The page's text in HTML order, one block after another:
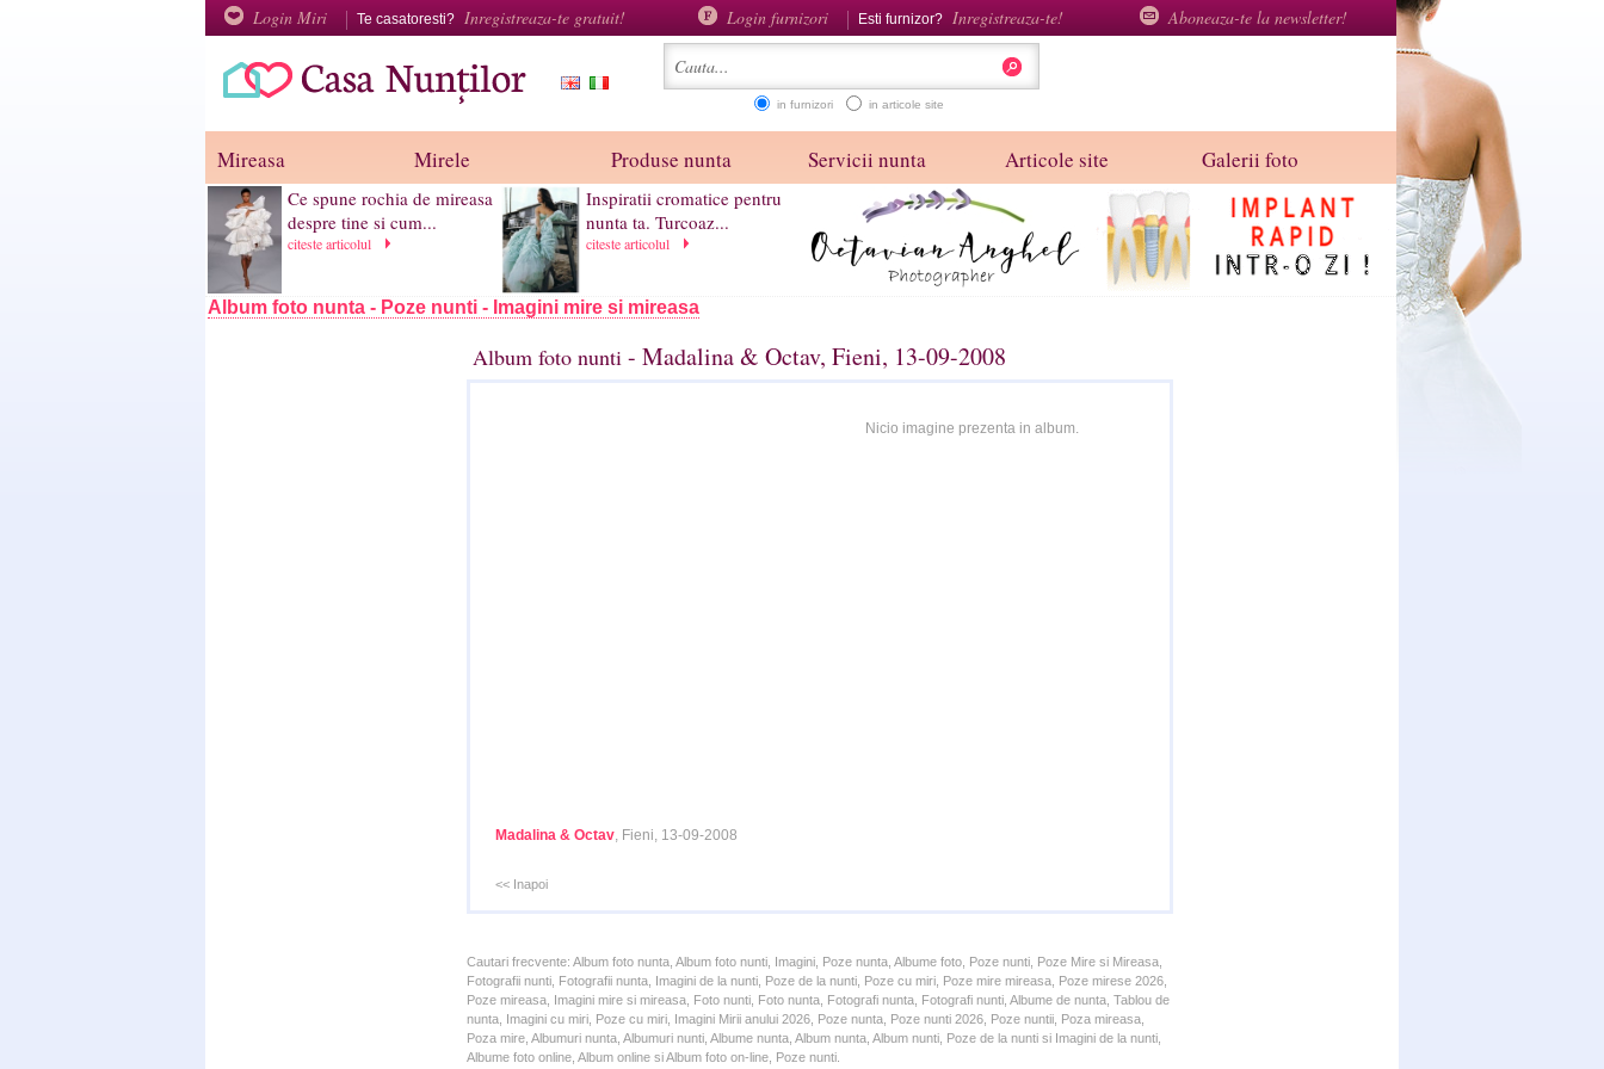
Login Miri Te casatoresti? Inregistreaza-te gratuit! Login furnizori Esti furnizor? Inregistreaza-te! Aboneaza-te la newsletter!
in furnizori in articole site
Mireasa Mirele Produse nunta Servicii nunta Articole site Galerii foto
Ce spune rochia de mireasa
despre tine si cum...
citeste articolul
Inspiratii cromatice pentru
nunta ta. Turcoaz...
citeste articolul
Album foto nunta - Poze nunti - Imagini mire si mireasa
Album foto nunti - Madalina & Octav, Fieni, 13-09-2008
Nicio imagine prezenta in album.
Madalina & Octav, Fieni, 13-09-2008
<< Inapoi
Cautari frecvente: Album foto nunta, Album foto nunti, Imagini, Poze nunta, Albume foto, Poze nunti, Poze Mire si Mireasa,
Fotografii nunti, Fotografii nunta, Imagini de la nunti, Poze de la nunti, Poze cu miri, Poze mire mireasa, Poze mirese 2026,
Poze mireasa, Imagini mire si mireasa, Foto nunti, Foto nunta, Fotografi nunta, Fotografi nunti, Albume de nunta, Tablou de
nunta, Imagini cu miri, Poze cu miri, Imagini Mirii anului 2026, Poze nunta, Poze nunti 2026, Poze nuntii, Poza mireasa,
Poza mire, Albumuri nunta, Albumuri nunti, Albume nunta, Album nunta, Album nunti, Poze de la nunti si Imagini de la nunti,
Albume foto online, Album online si Album foto on-line, Poze nunti.